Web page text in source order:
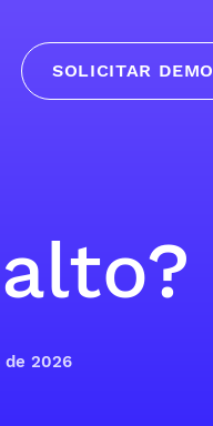
SOLICITAR DEMO
de 2026